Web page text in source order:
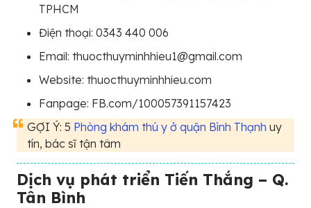
TPHCM
Điện thoại: 0343 440 006
Email: thuocthuyminhhieu1@gmail.com
Website: thuocthuyminhhieu.com
Fanpage: FB.com/100057391157423
GỢI Ý: 5 Phòng khám thú y ở quận Bình Thạnh uy
tín, bác sĩ tận tâm
Dịch vụ phát triển Tiến Thắng – Q.
Tân Bình